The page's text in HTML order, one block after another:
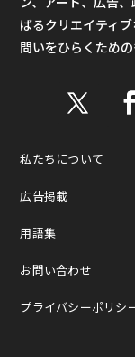
ばるクリエイティ
問いをひらくため
私たちについて
広告掲載
用語集
お問い合わせ
プライバシーポリシ